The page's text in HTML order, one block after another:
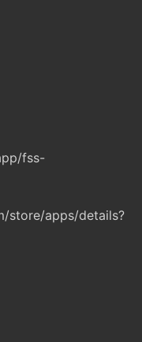
fss-
store/apps/details?